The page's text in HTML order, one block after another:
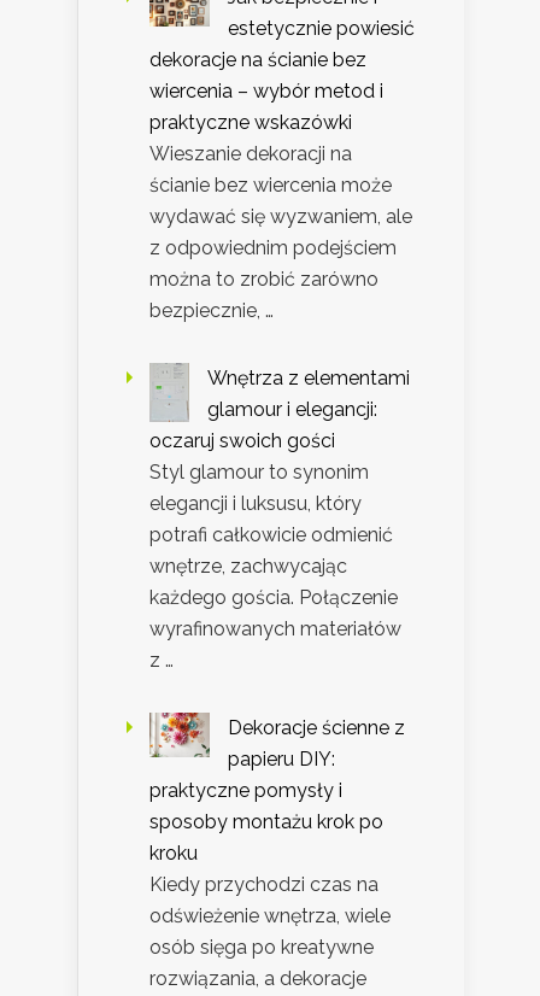
estetycznie powiesić
dekoracje na ścianie bez
wiercenia – wybór metod i
praktyczne wskazówki
Wieszanie dekoracji na
ścianie bez wiercenia może
wydawać się wyzwaniem, ale
z odpowiednim podejściem
można to zrobić zarówno
bezpiecznie, …
Wnętrza z elementami
glamour i elegancji:
oczaruj swoich gości
Styl glamour to synonim
elegancji i luksusu, który
potrafi całkowicie odmienić
wnętrze, zachwycając
każdego gościa. Połączenie
wyrafinowanych materiałów
z …
Dekoracje ścienne z
papieru DIY:
praktyczne pomysły i
sposoby montażu krok po
kroku
Kiedy przychodzi czas na
odświeżenie wnętrza, wiele
osób sięga po kreatywne
rozwiązania, a dekoracje